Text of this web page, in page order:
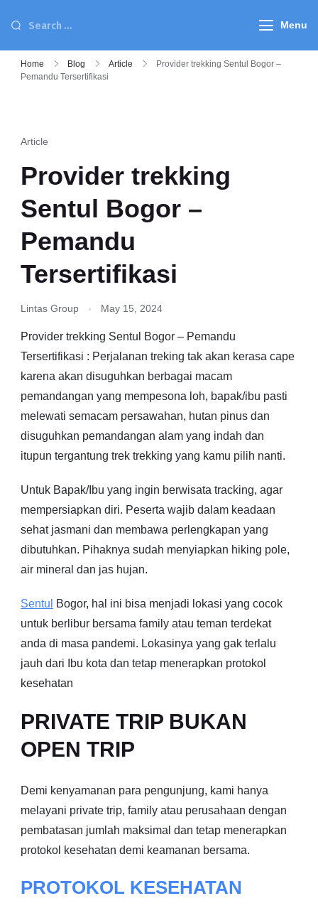
Menu
Home Blog Article
Provider trekking Sentul Bogor –
Pemandu Tersertifikasi
Article
Provider trekking
Sentul Bogor –
Pemandu
Tersertifikasi
Lintas Group May 15, 2024
Provider trekking Sentul Bogor – Pemandu
Tersertifikasi : Perjalanan treking tak akan kerasa cape
karena akan disuguhkan berbagai macam
pemandangan yang mempesona loh, bapak/ibu pasti
melewati semacam persawahan, hutan pinus dan
disuguhkan pemandangan alam yang indah dan
itupun tergantung trek trekking yang kamu pilih nanti.
Untuk Bapak/Ibu yang ingin berwisata tracking, agar
mempersiapkan diri. Peserta wajib dalam keadaan
sehat jasmani dan membawa perlengkapan yang
dibutuhkan. Pihaknya sudah menyiapkan hiking pole,
air mineral dan jas hujan.
Sentul
Bogor, hal ini bisa menjadi lokasi yang cocok
untuk berlibur bersama family atau teman terdekat
anda di masa pandemi. Lokasinya yang gak terlalu
jauh dari Ibu kota dan tetap menerapkan protokol
kesehatan
PRIVATE TRIP BUKAN
OPEN TRIP
Demi kenyamanan para pengunjung, kami hanya
melayani private trip, family atau perusahaan dengan
pembatasan jumlah maksimal dan tetap menerapkan
protokol kesehatan demi keamanan bersama.
PROTOKOL KESEHATAN